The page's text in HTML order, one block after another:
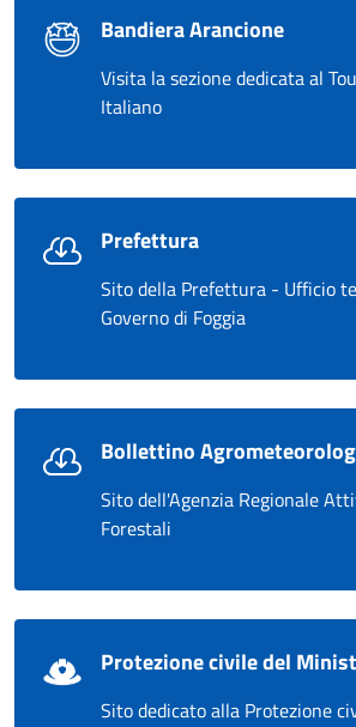
Bandiera Arancione
Visita la sezione dedicata al
Italiano
Prefettura
Sito della Prefettura - Ufficio
Governo di Foggia
Bollettino
Sito dell'Agenzia Regionale
Forestali
Protezione civile del
Sito dedicato alla Protezione